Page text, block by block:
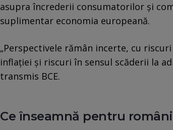
asupra încrederii consumatorilor și
suplimentar economia europeană.
„Perspectivele rămân incerte, cu
inflaţiei şi riscuri în sensul scăderii la
transmis BCE.
Ce înseamnă pentru